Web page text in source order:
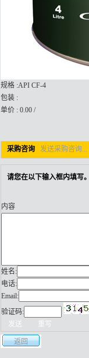
规格 :API CF-4
包装 :
单价 : 0.00 /
采购咨询 发送采购咨询...
请您在以下输入框内填写
内容
姓名:
电话:
Email:
验证码:
返回